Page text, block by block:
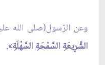
وعن الرّسول(صلى الله
الشَّرِيعَةِ السَّمْحَةِ السَّهْلَةِ».